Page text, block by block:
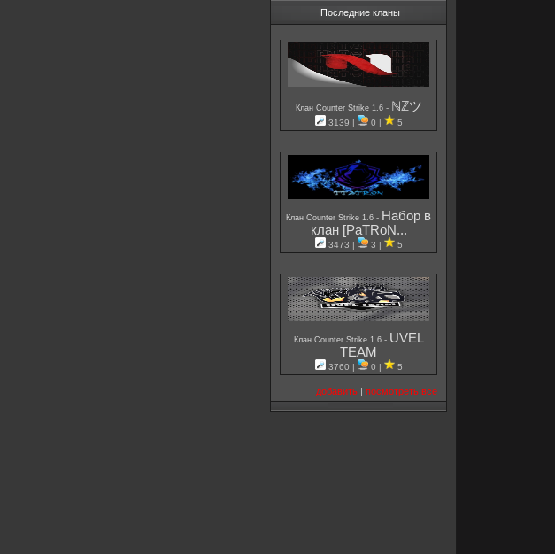
Последние кланы
Клан Counter Strike 1.6 - ℕℤツ
3139 | 0 | 5
Клан Counter Strike 1.6 - Набор в
клан [PaTRoN...
3473 | 3 | 5
Клан Counter Strike 1.6 - UVEL
TEAM
3760 | 0 | 5
добавить | посмотреть все